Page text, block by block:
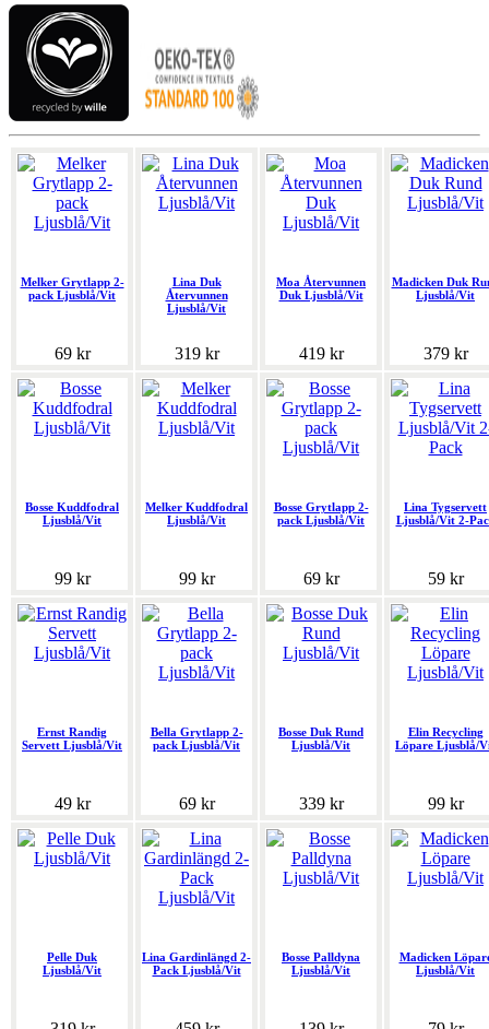
Melker Grytlapp 2-
pack Ljusblå/Vit
69 kr
Lina Duk
Återvunnen
Ljusblå/Vit
319 kr
Moa Återvunnen
Duk Ljusblå/Vit
419 kr
Madicken Duk
Ljusblå/Vit
379 kr
Bosse Kuddfodral
Ljusblå/Vit
99 kr
Melker Kuddfodral
Ljusblå/Vit
99 kr
Bosse Grytlapp 2-
pack Ljusblå/Vit
69 kr
Lina Tygservett
Ljusblå/Vit 2-
59 kr
Ernst Randig
Servett Ljusblå/Vit
49 kr
Bella Grytlapp 2-
pack Ljusblå/Vit
69 kr
Bosse Duk Rund
Ljusblå/Vit
339 kr
Elin Recycling
Löpare Ljusblå/
99 kr
Pelle Duk
Ljusblå/Vit
Lina Gardinlängd 2-
Pack Ljusblå/Vit
Bosse Palldyna
Ljusblå/Vit
Madicken
Ljusblå/Vit